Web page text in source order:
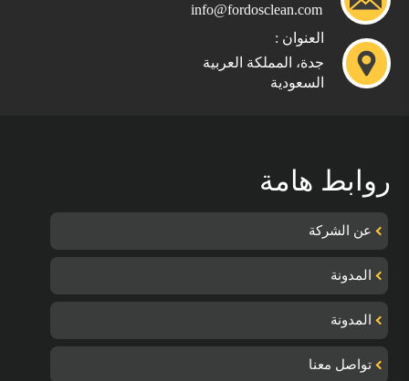
info@fordosclean.com
العنوان :
جدة، المملكة العربية
السعودية
روابط هامة
عن الشركة
المدونة
المدونة
تواصل معنا